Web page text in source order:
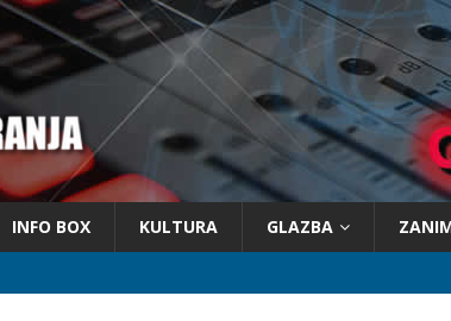
INFO BOX KULTURA GLAZBA